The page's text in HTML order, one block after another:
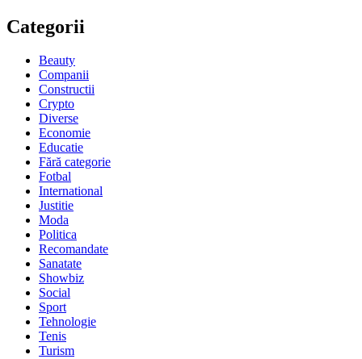
Categorii
Beauty
Companii
Constructii
Crypto
Diverse
Economie
Educatie
Fără categorie
Fotbal
International
Justitie
Moda
Politica
Recomandate
Sanatate
Showbiz
Social
Sport
Tehnologie
Tenis
Turism